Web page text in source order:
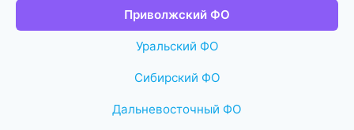
Приволжский ФО
Уральский ФО
Сибирский ФО
Дальневосточный ФО